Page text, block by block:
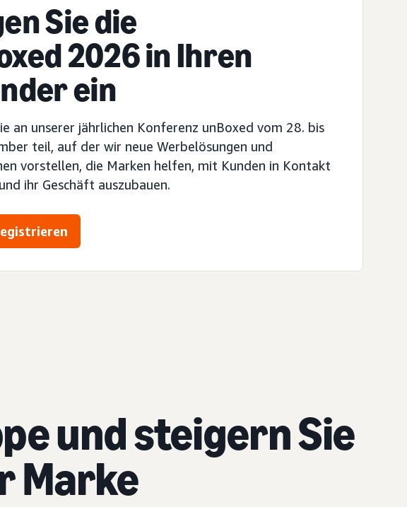
Sie die
2026 in Ihren
ein
an unserer jährlichen Konferenz unBoxed vom 28. bis
teil, auf der wir neue Werbelösungen und
vorstellen, die Marken helfen, mit Kunden in Kontakt
ihr Geschäft auszubauen.
und steigern Sie
Marke